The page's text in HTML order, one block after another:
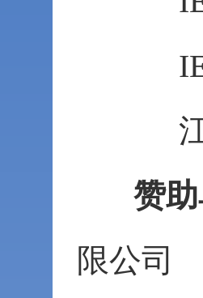
赞助
限公司